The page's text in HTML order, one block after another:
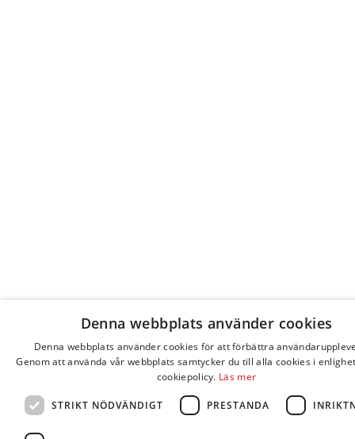
Denna webbplats använder cookies
Denna webbplats använder cookies för att förbättra
Genom att använda vår webbplats samtycker du till alla cookies i
cookiepolicy. Läs mer
STRIKT NÖDVÄNDIGT PRESTANDA